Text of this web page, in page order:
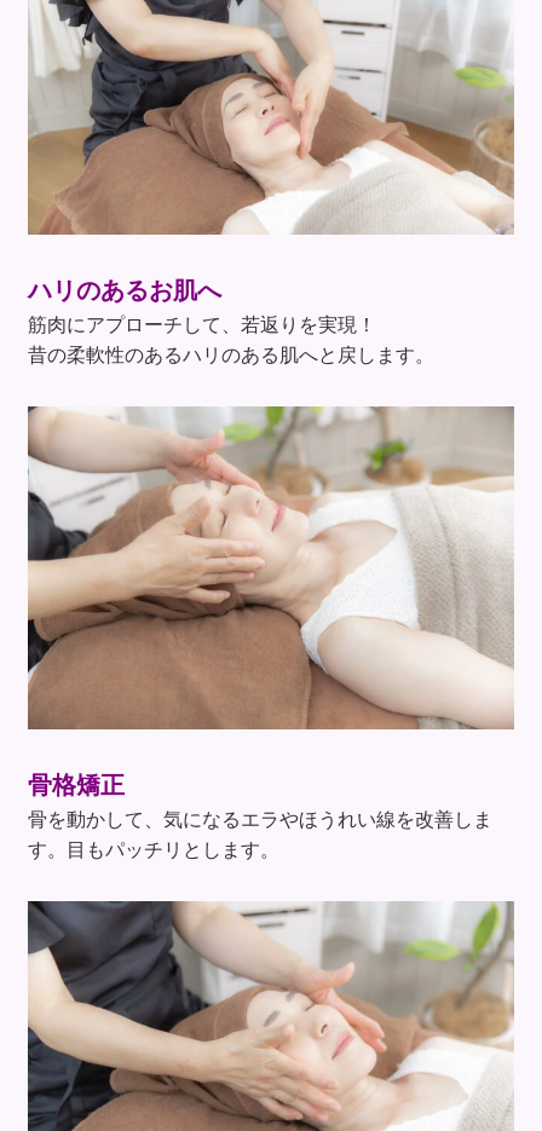
ハリのあるお肌へ
筋肉にアプローチして、若返りを実現！
昔の柔軟性のあるハリのある肌へと戻します。
骨格矯正
骨を動かして、気になるエラやほうれい線を改善しま
す。目もパッチリとします。